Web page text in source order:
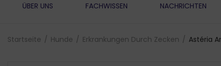
ÜBER UNS FACHWISSEN NACHRICHTEN
Startseite Hunde Erkrankungen Durch Zecken Astéria